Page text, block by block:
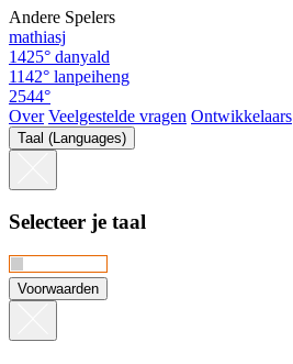
Andere Spelers
mathiasj
1425° danyald
1142° lanpeiheng
2544°
Over Veelgestelde vragen Ontwikkelaars
Taal (Languages)
Selecteer je taal
Voorwaarden